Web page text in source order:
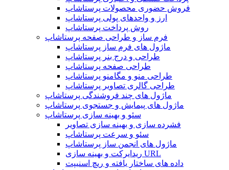
فروش حضوری محصولات پرستاشاپ
ارز و واحدهای پولی پرستاشاپ
روش پرداخت پرستاشاپ
فرم ساز و طراحی صفحه پرستاشاپ
ماژول های فرم ساز پرستاشاپ
طراحی و درج بنر پرستاشاپ
طراحی صفحه پرستاشاپ
طراحی منو و مگامنو پرستاشاپ
طراحی گالری تصاویر پرستاشاپ
ماژول های چند فروشندگی پرستاشاپ
ماژول های پیمایش و جستجوی پرستاشاپ
سئو و بهینه سازی پرستاشاپ
فشرده سازی و بهینه سازی تصاویر
سئو و سرعت پرستاشاپ
ماژول های انجمن ساز پرستاشاپ
ریدایرکت و بهینه سازی URL
داده های ساختار یافته و ریچ اسنیپت